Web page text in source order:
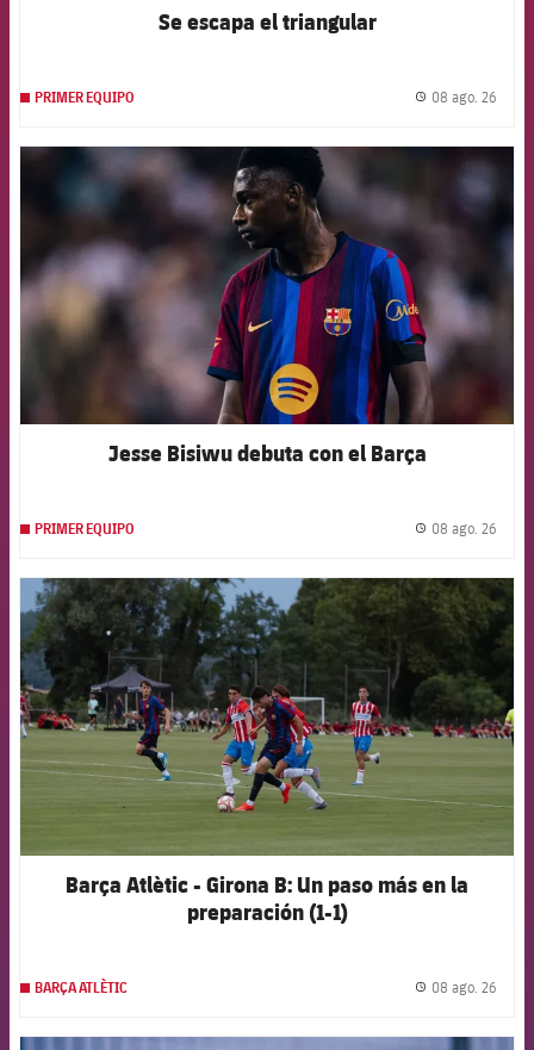
Se escapa el triangular
PRIMER EQUIPO 08 ago. 26
FCB Barcelona badge
Jesse Bisiwu debuta con el Barça
PRIMER EQUIPO 08 ago. 26
FCB Barcelona badge
Barça Atlètic - Girona B: Un paso más en la
preparación (1-1)
BARÇA ATLÈTIC 08 ago. 26